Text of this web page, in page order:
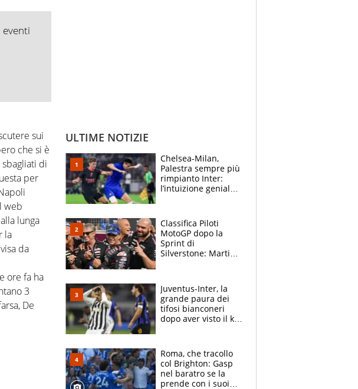
sui
che si è
di
per
web
lunga
la
da
ore fa ha
3
De
ULTIME NOTIZIE
Chelsea-Milan,
Palestra sempre più
rimpianto Inter:
l’intuizione geniale
Classifica Piloti
MotoGP dopo la
Sprint di
Silverstone: Martin
Marquez
Juventus-Inter, la
grande paura dei
tifosi bianconeri
dopo aver visto il ko
Roma, che tracollo
col Brighton: Gasp
nel baratro se la
prende con i suoi